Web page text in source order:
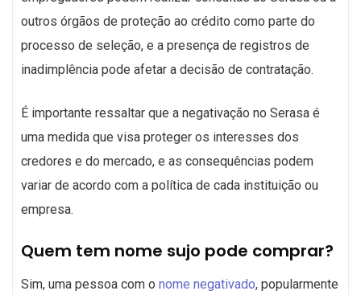
outros órgãos de proteção ao crédito como parte do
processo de seleção, e a presença de registros de
inadimplência pode afetar a decisão de contratação.
É importante ressaltar que a negativação no Serasa é
uma medida que visa proteger os interesses dos
credores e do mercado, e as consequências podem
variar de acordo com a política de cada instituição ou
empresa.
Quem tem nome sujo pode comprar?
Sim, uma pessoa com o nome negativado, popularmente